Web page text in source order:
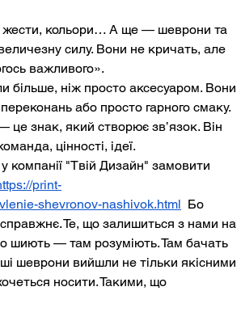
жести, кольори… А ще — шеврони та
силу. Вони не кричать, але
важливого».
більше, ніж просто аксесуаром. Вони
або просто гарного смаку.
це знак, який створює зв’язок. Він
цінності, ідеї.
"Твій Дизайн" замовити
print-
shevronov-nashivok.html
  Бо
Те, що залишиться з нами на
шиють — там розуміють. Там бачать
шеврони вийшли не тільки якісними
носити. Такими, що